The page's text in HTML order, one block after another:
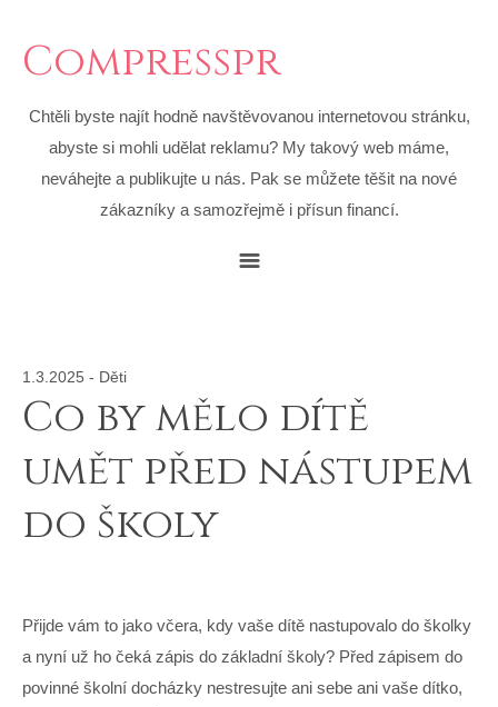
Compresspr
Chtěli byste najít hodně navštěvovanou internetovou stránku,
abyste si mohli udělat reklamu? My takový web máme,
neváhejte a publikujte u nás. Pak se můžete těšit na nové
zákazníky a samozřejmě i přísun financí.
1.3.2025 - Děti
Co by mělo dítě
umět před nástupem
do školy
Přijde vám to jako včera, kdy vaše dítě nastupovalo do školky
a nyní už ho čeká zápis do základní školy? Před zápisem do
povinné školní docházky nestresujte ani sebe ani vaše dítko,